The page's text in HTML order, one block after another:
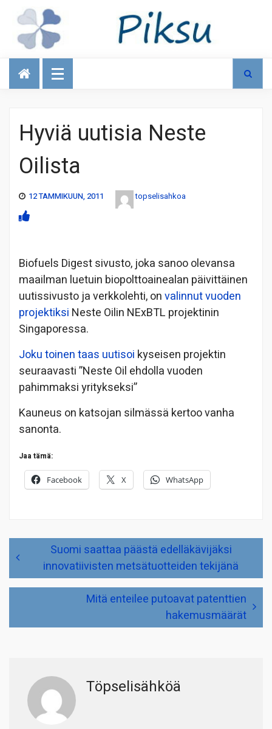
Talous
Hyviä uutisia Neste
Oilista
12 TAMMIKUUN, 2011 topselisahkoa
Biofuels Digest sivusto, joka sanoo olevansa
maailman luetuin biopolttoainealan päivittäinen
uutissivusto ja verkkolehti, onvalinnut vuoden
projektiksi Neste Oilin NExBTL projektinin
Singaporessa.
Joku toinen taas uutisoi kyseisen projektin
seuraavasti ”Neste Oil ehdolla vuoden
pahimmaksi yritykseksi”
Kauneus on katsojan silmässä kertoo vanha
sanonta.
Jaa tämä:
Facebook X WhatsApp
selaus
Suomi saattaa päästä edelläkävijäksi
innovatiivisten metsätuotteiden tekijänä
Mitä enteilee putoavat patenttien
hakemusmäärät
Töpselisähköä